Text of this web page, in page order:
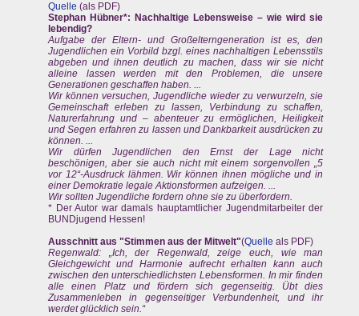
Quelle (als PDF)
Stephan Hübner*: Nachhaltige Lebensweise – wie wird sie
lebendig?
Aufgabe der Eltern- und Großelterngeneration ist es, den
Jugendlichen ein Vorbild bzgl. eines nachhaltigen Lebensstils
abgeben und ihnen deutlich zu machen, dass wir sie nicht
alleine lassen werden mit den Problemen, die unsere
Generationen geschaffen haben. ...
Wir können versuchen, Jugendliche wieder zu verwurzeln, sie
Gemeinschaft erleben zu lassen, Verbindung zu schaffen,
Naturerfahrung und – abenteuer zu ermöglichen, Heiligkeit
und Segen erfahren zu lassen und Dankbarkeit ausdrücken zu
können. ...
Wir dürfen Jugendlichen den Ernst der Lage nicht
beschönigen, aber sie auch nicht mit einem sorgenvollen „5
vor 12“-Ausdruck lähmen. Wir können ihnen mögliche und in
einer Demokratie legale Aktionsformen aufzeigen. ...
Wir sollten Jugendliche fordern ohne sie zu überfordern.
* Der Autor war damals hauptamtlicher Jugendmitarbeiter der
BUNDjugend Hessen!
Ausschnitt aus "Stimmen aus der Mitwelt"(Quelle als PDF)
Regenwald: „Ich, der Regenwald, zeige euch, wie man
Gleichgewicht und Harmonie aufrecht erhalten kann auch
zwischen den unterschiedlichsten Lebensformen. In mir finden
alle einen Platz und fördern sich gegenseitig. Übt dies
Zusammenleben in gegenseitiger Verbundenheit, und ihr
werdet glücklich sein.“